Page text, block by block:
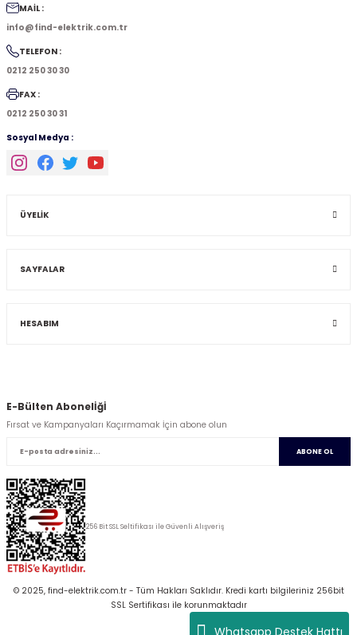
Whatsapp Destek Hattı
MAİL :
info@find-elektrik.com.tr
TELEFON :
0212 250 30 30
FAX :
0212 250 30 31
Sosyal Medya :
ÜYELİK
SAYFALAR
HESABIM
E-Bülten Abonelİğİ
Fırsat ve Kampanyaları Kaçırmamak İçin abone olun
ABONE OL
256 Bit SSL Seltifikası ile Güvenli Alışveriş
© 2025, find-elektrik.com.tr - Tüm Hakları Saklıdır. Kredi kartı bilgileriniz 256bit
SSL Sertifikası ile korunmaktadır